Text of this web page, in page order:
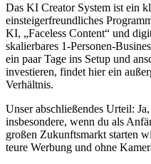
Das KI Creator System ist ein
einsteigerfreundliches
KI, „Faceless Content“ und
skalierbares 1-Personen-
ein paar Tage ins Setup und
investieren, findet hier ein
Verhältnis.
Unser abschließendes Urteil:
insbesondere, wenn du als
großen Zukunftsmarkt starten
teure Werbung und ohne